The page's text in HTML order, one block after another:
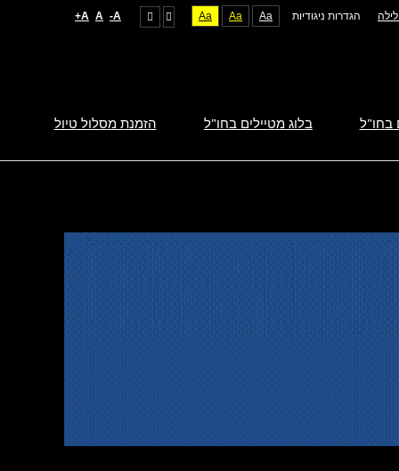
הגדרות ניגודיות Aa
Aa
Aa
A-
A
A+
בחו"ל בלוג מטיילים בחו"ל הזמנת מסלול טיול